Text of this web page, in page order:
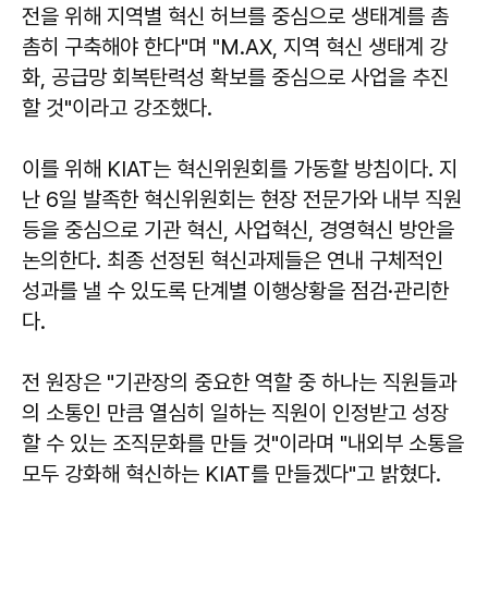
전을 위해 지역별 혁신 허브를 중심으로 생태계를 촘
촘히 구축해야 한다"며 "M.AX, 지역 혁신 생태계 강
화, 공급망 회복탄력성 확보를 중심으로 사업을 추진
할 것"이라고 강조했다.
이를 위해 KIAT는 혁신위원회를 가동할 방침이다. 지
난 6일 발족한 혁신위원회는 현장 전문가와 내부 직원
등을 중심으로 기관 혁신, 사업혁신, 경영혁신 방안을
논의한다. 최종 선정된 혁신과제들은 연내 구체적인
성과를 낼 수 있도록 단계별 이행상황을 점검·관리한
다.
전 원장은 "기관장의 중요한 역할 중 하나는 직원들과
의 소통인 만큼 열심히 일하는 직원이 인정받고 성장
할 수 있는 조직문화를 만들 것"이라며 "내외부 소통을
모두 강화해 혁신하는 KIAT를 만들겠다"고 밝혔다.